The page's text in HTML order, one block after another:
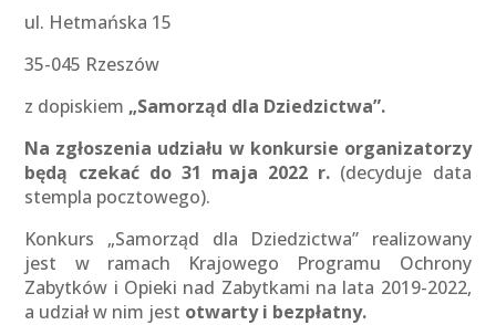
ul. Hetmańska 15
35-045 Rzeszów
z dopiskiem „Samorząd dla Dziedzictwa”.
Na zgłoszenia udziału w konkursie organizatorzy
będą czekać do 31 maja 2022 r. (decyduje data
stempla pocztowego).
Konkurs „Samorząd dla Dziedzictwa” realizowany
jest w ramach Krajowego Programu Ochrony
Zabytków i Opieki nad Zabytkami na lata 2019-2022,
a udział w nim jest otwarty i bezpłatny.